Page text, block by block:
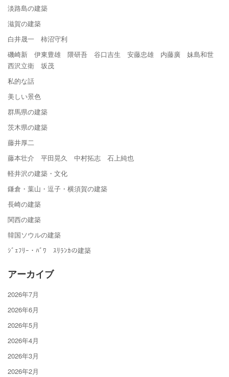
淡路島の建築
滋賀の建築
白井晟一 柿沼守利
磯崎新 伊東豊雄 隈研吾 谷口吉生 安藤忠雄 内藤廣 妹島和世
西沢立衛 坂茂
私的な話
美しい景色
群馬県の建築
茨木県の建築
藤井厚二
藤本壮介 平田晃久 中村拓志 石上純也
軽井沢の建築・文化
鎌倉・葉山・逗子・横須賀の建築
長崎の建築
関西の建築
韓国ソウルの建築
ｼﾞｪﾌﾘｰ・ﾊﾞﾜ ｽﾘﾗﾝｶの建築
アーカイブ
2026年7月
2026年6月
2026年5月
2026年4月
2026年3月
2026年2月